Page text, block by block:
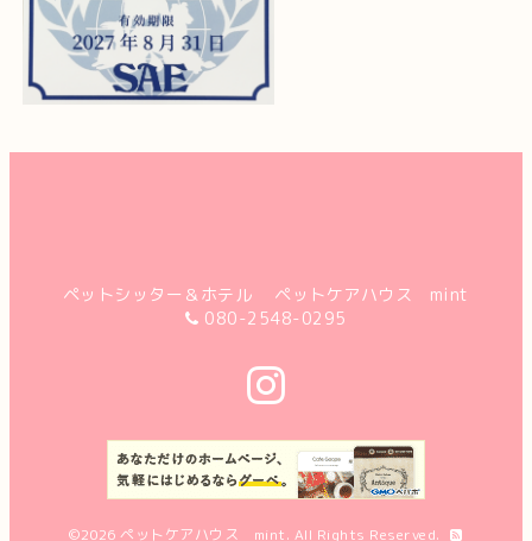
ペットシッター＆ホテル ペットケアハウス mint
080-2548-0295
©2026ペットケアハウス mint. All Rights Reserved.